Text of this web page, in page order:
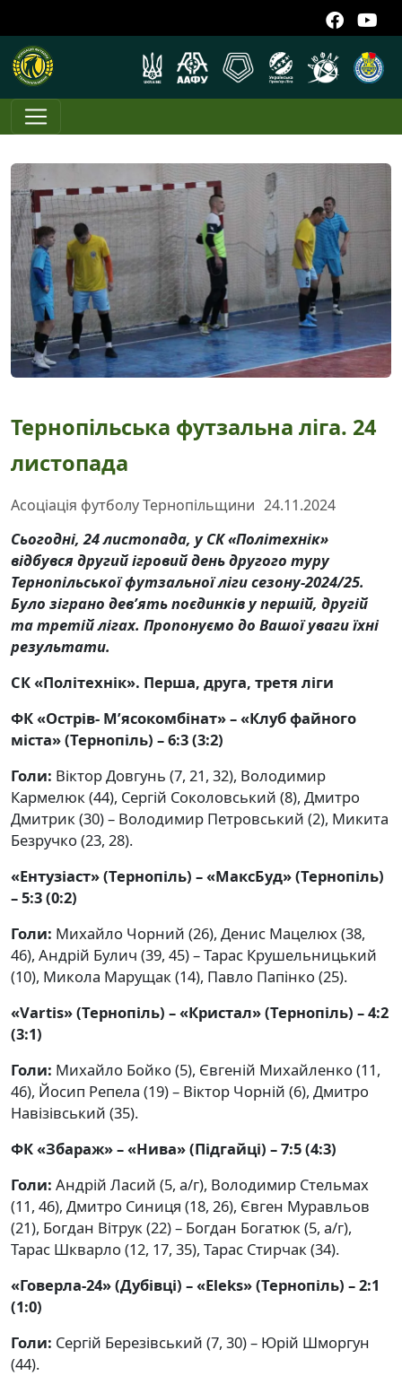
Тернопільська футзальна ліга. 24
листопада
Асоціація футболу Тернопільщини 24.11.2024
Сьогодні, 24 листопада, у СК «Політехнік»
відбувся другий ігровий день другого туру
Тернопільської футзальної ліги сезону-2024/25.
Було зіграно дев’ять поєдинків у першій, другій
та третій лігах. Пропонуємо до Вашої уваги їхні
результати.
СК «Політехнік». Перша, друга, третя ліги
ФК «Острів- М’ясокомбінат» – «Клуб файного
міста» (Тернопіль) – 6:3 (3:2)
Голи: Віктор Довгунь (7, 21, 32), Володимир
Кармелюк (44), Сергій Соколовський (8), Дмитро
Дмитрик (30) – Володимир Петровський (2), Микита
Безручко (23, 28).
«Ентузіаст» (Тернопіль) – «МаксБуд» (Тернопіль)
– 5:3 (0:2)
Голи: Михайло Чорний (26), Денис Мацелюх (38,
46), Андрій Булич (39, 45) – Тарас Крушельницький
(10), Микола Марущак (14), Павло Папінко (25).
«Vartis» (Тернопіль) – «Кристал» (Тернопіль) – 4:2
(3:1)
Голи: Михайло Бойко (5), Євгеній Михайленко (11,
46), Йосип Репела (19) – Віктор Чорній (6), Дмитро
Навізівський (35).
ФК «Збараж» – «Нива» (Підгайці) – 7:5 (4:3)
Голи: Андрій Ласий (5, а/г), Володимир Стельмах
(11, 46), Дмитро Синиця (18, 26), Євген Муравльов
(21), Богдан Вітрук (22) – Богдан Богатюк (5, а/г),
Тарас Шкварло (12, 17, 35), Тарас Стирчак (34).
«Говерла-24» (Дубівці) – «Eleks» (Тернопіль) – 2:1
(1:0)
Голи: Сергій Березівський (7, 30) – Юрій Шморгун
(44).